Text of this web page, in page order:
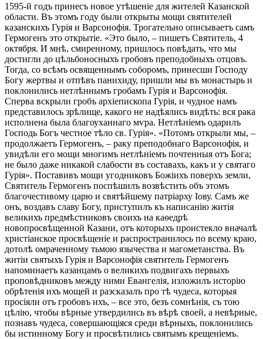
1595-й годъ принесъ новое утѣшеніе для жителей Казанской
области. Въ этомъ году были открыты мощи святителей
казанскихъ Гурія и Варсонофія. Трогательно описываетъ самъ
Гермогенъ это открытіе. «Это было, – пишетъ Святитель, 4
октября. И мнѣ, смиренному, пришлось повѣдать, что мы
достигли до цѣльбоносныхъ гробовъ преподобныхъ отцовъ.
Тогда, со всѣмъ освященнымъ соборомъ, принесши Господу
Богу жертвы и отпѣвъ панихиду, пришли мы въ монастырь и
поклонились нетлѣннымъ гробамъ Гурія и Варсонофія.
Сперва вскрыли гробъ архіепископа Гурія, и чудное намъ
представилось зрѣлище, какого не надѣялись видѣть: вся рака
исполнена была благоуханнаго мѵра. Нетлѣніемъ одарилъ
Господь Богъ честное тѣло св. Гурія». «Потомъ открыли мы, –
продолжаетъ Гермогенъ, – раку преподобнаго Варсонофія, и
увидѣли его мощи многимъ нетлѣніемъ почтенныя отъ Бога;
не было даже никакой слабости въ составахъ, какъ и у святаго
Гурія». Поставивъ мощи угодниковъ Божіихъ поверхъ земли,
Святитель Гермогенъ поспѣшилъ возвѣстить объ этомъ
благочестивому царю и святѣйшему патріарху Іову. Самъ же
онъ, воздавъ славу Богу, приступилъ къ написанію житія
великихъ предмѣстниковъ своихъ на каѳедрѣ
новопросвѣщенной Казани, отъ которыхъ проистекло вначалѣ
христіанское просвѣщеніе и распространилось по всему краю,
дотолѣ омраченному тьмою язычества и магометанства. Въ
житіи святыхъ Гурія и Варсонофія святитель Гермогенъ
напоминаетъ казанцамъ о великихъ подвигахъ первыхъ
проповѣдниковъ между ними Евангелія, изложилъ исторію
обрѣтенія ихъ мощей и разсказалъ про тѣ чудеса, которыя
просіяли отъ гробовъ ихъ, – все это, безъ сомнѣнія, съ тою
цѣлію, чтобы вѣрные утвердились въ вѣрѣ своей, а невѣрные,
познавъ чудеса, совершающіяся среди вѣрныхъ, поклонились
бы истинному Богу и просвѣтились святымъ крещеніемъ.